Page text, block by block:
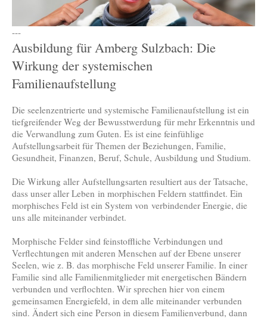
---
Ausbildung für Amberg Sulzbach: Die
Wirkung der systemischen
Familienaufstellung
Die seelenzentrierte und systemische Familienaufstellung ist ein
tiefgreifender Weg der Bewusstwerdung für mehr Erkenntnis und
die Verwandlung zum Guten. Es ist eine feinfühlige
Aufstellungsarbeit für Themen der Beziehungen, Familie,
Gesundheit, Finanzen, Beruf, Schule, Ausbildung und Studium.
Die Wirkung aller Aufstellungsarten resultiert aus der Tatsache,
dass unser aller Leben in morphischen Feldern stattfindet. Ein
morphisches Feld ist ein System von verbindender Energie, die
uns alle miteinander verbindet.
Morphische Felder sind feinstoffliche Verbindungen und
Verflechtungen mit anderen Menschen auf der Ebene unserer
Seelen, wie z. B. das morphische Feld unserer Familie. In einer
Familie sind alle Familienmitglieder mit energetischen Bändern
verbunden und verflochten. Wir sprechen hier von einem
gemeinsamen Energiefeld, in dem alle miteinander verbunden
sind. Ändert sich eine Person in diesem Familienverbund, dann